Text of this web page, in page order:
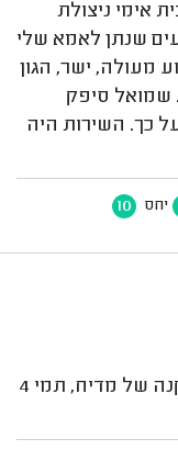
אימי ניצולת
אדם נעים שנתן לאמא שלי
מעולה, ישר, הגון
שמואל סיפק
כך. השירות היה
יחס 10
סידור צינור בניאגרה והתקנה של מדיח, תמי 4